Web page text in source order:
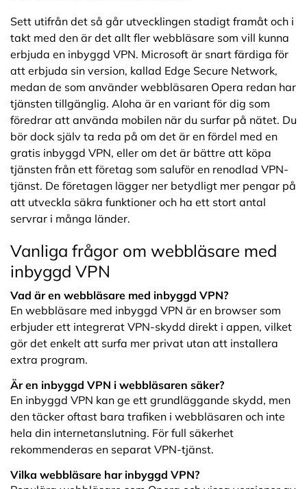
Sett utifrån det så går utvecklingen stadigt framåt och i
takt med den är det allt fler webbläsare som vill kunna
erbjuda en inbyggd VPN. Microsoft är snart färdiga för
att erbjuda sin version, kallad Edge Secure Network,
medan de som använder webbläsaren Opera redan har
tjänsten tillgänglig. Aloha är en variant för dig som
föredrar att använda mobilen när du surfar på nätet. Du
bör dock själv ta reda på om det är en fördel med en
gratis inbyggd VPN, eller om det är bättre att köpa
tjänsten från ett företag som saluför en renodlad VPN-
tjänst. De företagen lägger ner betydligt mer pengar på
att utveckla säkra funktioner och ha ett stort antal
servrar i många länder.
Vanliga frågor om webbläsare med
inbyggd VPN
Vad är en webbläsare med inbyggd VPN?
En webbläsare med inbyggd VPN är en browser som
erbjuder ett integrerat VPN-skydd direkt i appen, vilket
gör det enkelt att surfa mer privat utan att installera
extra program.
Är en inbyggd VPN i webbläsaren säker?
En inbyggd VPN kan ge ett grundläggande skydd, men
den täcker oftast bara trafiken i webbläsaren och inte
hela din internetanslutning. För full säkerhet
rekommenderas en separat VPN-tjänst.
Vilka webbläsare har inbyggd VPN?